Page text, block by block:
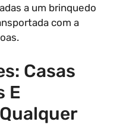
a um brinquedo
com a
Casas
E